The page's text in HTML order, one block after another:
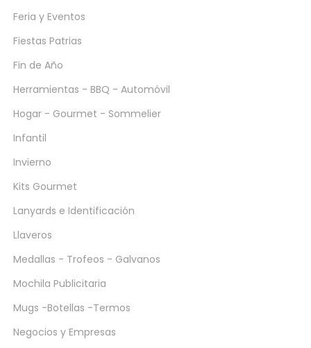
Feria y Eventos
Fiestas Patrias
Fin de Año
Herramientas - BBQ - Automóvil
Hogar - Gourmet - Sommelier
Infantil
Invierno
Kits Gourmet
Lanyards e Identificación
Llaveros
Medallas - Trofeos - Galvanos
Mochila Publicitaria
Mugs -Botellas -Termos
Negocios y Empresas